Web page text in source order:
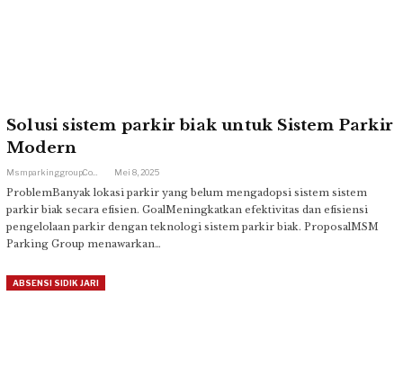
Solusi sistem parkir biak untuk Sistem Parkir
Modern
Mei 8, 2025
ProblemBanyak lokasi parkir yang belum mengadopsi sistem sistem
parkir biak secara efisien. GoalMeningkatkan efektivitas dan efisiensi
pengelolaan parkir dengan teknologi sistem parkir biak. ProposalMSM
Parking Group menawarkan…
ABSENSI SIDIK JARI